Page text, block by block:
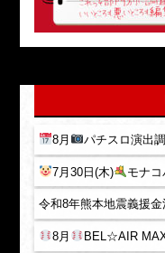
8月 パチスロ演出
7月30日(木) モナ
令和8年熊本地震義援
8月 BEL☆AIR